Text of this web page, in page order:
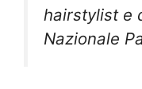
hairstylist e
Nazionale